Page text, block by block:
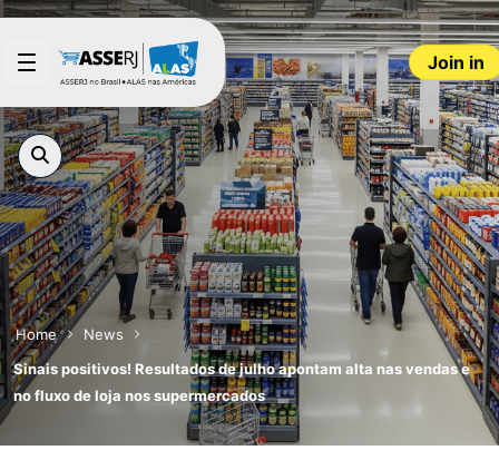
Skip to Main Content
Join in
Home
News
Sinais positivos! Resultados de julho apontam alta nas vendas e
no fluxo de loja nos supermercados